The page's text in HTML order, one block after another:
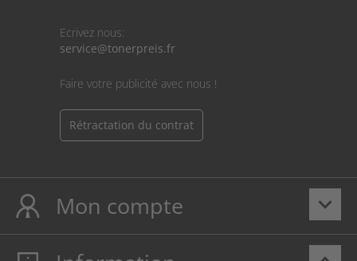
Ecrivez nous:
service@tonerpreis.fr
Faire votre publicité avec nous !
Rétractation du contrat
keyboard_arrow_down
Mon compte
Mon compte